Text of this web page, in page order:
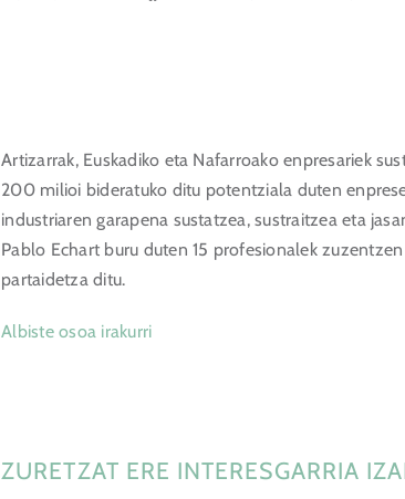
Artizarrak, Euskadiko eta Nafarroako enpresariek
200 milioi bideratuko ditu potentziala duten
industriaren garapena sustatzea, sustraitzea eta
Pablo Echart buru duten 15 profesionalek
partaidetza ditu.
Albiste osoa irakurri
ZURETZAT ERE INTERESGARRIA